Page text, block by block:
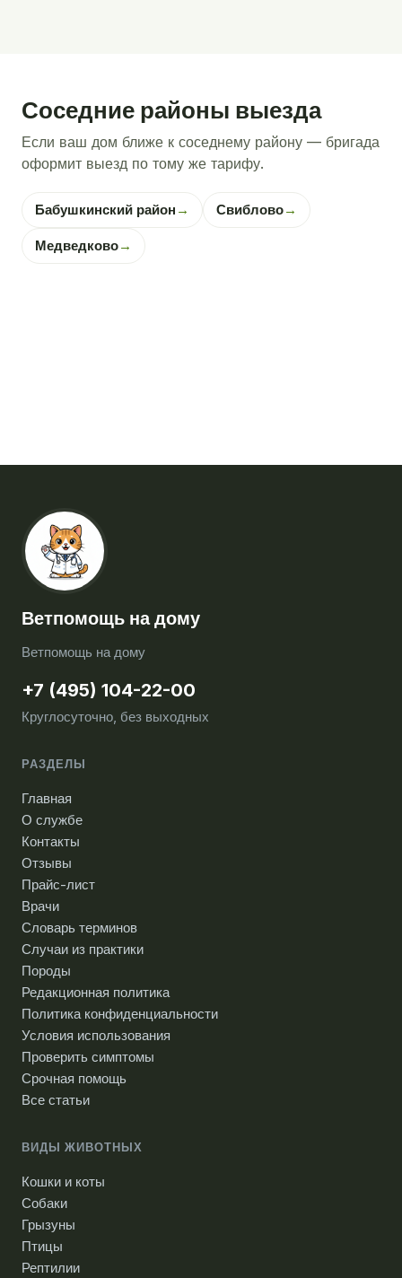
Соседние районы выезда
Если ваш дом ближе к соседнему району — бригада
оформит выезд по тому же тарифу.
Бабушкинский район → Свиблово→
Медведково→
Ветпомощь на дому
Ветпомощь на дому
+7 (495) 104-22-00
Круглосуточно, без выходных
РАЗДЕЛЫ
Главная
О службе
Контакты
Отзывы
Прайс-лист
Врачи
Словарь терминов
Случаи из практики
Породы
Редакционная политика
Политика конфиденциальности
Условия использования
Проверить симптомы
Срочная помощь
Все статьи
ВИДЫ ЖИВОТНЫХ
Кошки и коты
Собаки
Грызуны
Птицы
Рептилии